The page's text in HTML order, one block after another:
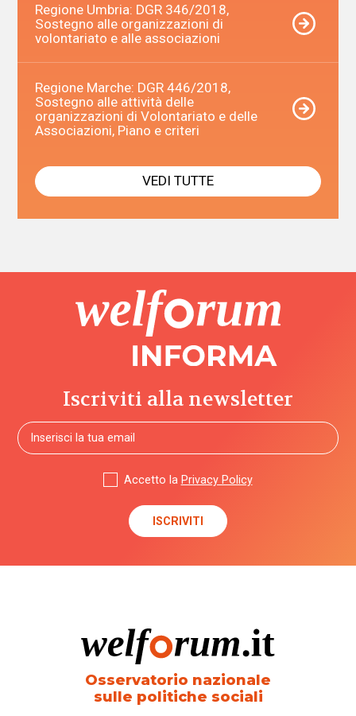
Regione Umbria: DGR 346/2018,
Sostegno alle organizzazioni di
volontariato e alle associazioni
Regione Marche: DGR 446/2018,
Sostegno alle attività delle
organizzazioni di Volontariato e delle
Associazioni, Piano e criteri
VEDI TUTTE
Iscriviti alla newsletter
Accetto la Privacy Policy
Osservatorio nazionale
sulle politiche sociali